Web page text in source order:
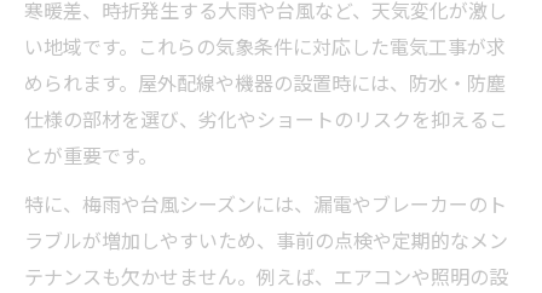
寒暖差、時折発生する大雨や台風など、天気変化が激し
い地域です。これらの気象条件に対応した電気工事が求
められます。屋外配線や機器の設置時には、防水・防塵
仕様の部材を選び、劣化やショートのリスクを抑えるこ
とが重要です。
特に、梅雨や台風シーズンには、漏電やブレーカーのト
ラブルが増加しやすいため、事前の点検や定期的なメン
テナンスも欠かせません。例えば、エアコンや照明の設